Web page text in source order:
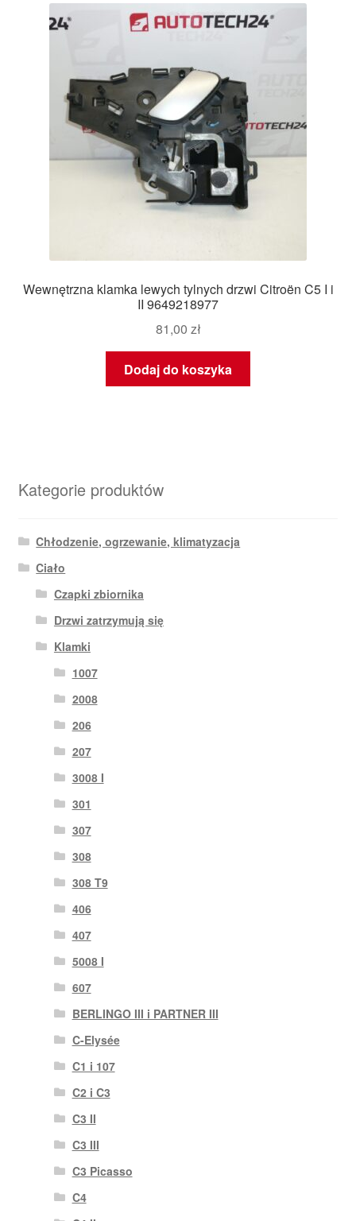
Wewnętrzna klamka lewych tylnych drzwi Citroën C5 I i
II 9649218977
81,00 zł
Dodaj do koszyka
Kategorie produktów
Chłodzenie, ogrzewanie, klimatyzacja
Ciało
Czapki zbiornika
Drzwi zatrzymują się
Klamki
1007
2008
206
207
3008 I
301
307
308
308 T9
406
407
5008 I
607
BERLINGO III i PARTNER III
C-Elysée
C1 i 107
C2 i C3
C3 II
C3 III
C3 Picasso
C4